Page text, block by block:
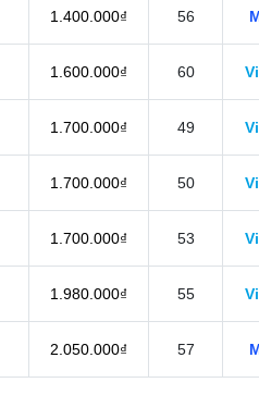
1.400.000₫ 56
1.600.000₫ 60
1.700.000₫ 49
1.700.000₫ 50
1.700.000₫ 53
1.980.000₫ 55
2.050.000₫ 57